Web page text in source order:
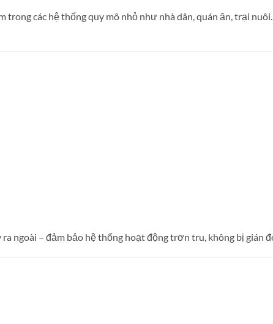
trong các hệ thống quy mô nhỏ như nhà dân, quán ăn, trại
ngoài – đảm bảo hệ thống hoạt động trơn tru, không bị gián